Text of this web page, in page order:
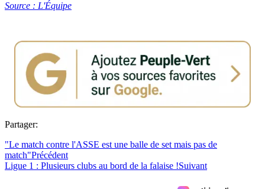
Source : L'Équipe
Partager:
"Le match contre l'ASSE est une balle de set mais pas de
match"Précédent
Ligue 1 : Plusieurs clubs au bord de la falaise !Suivant